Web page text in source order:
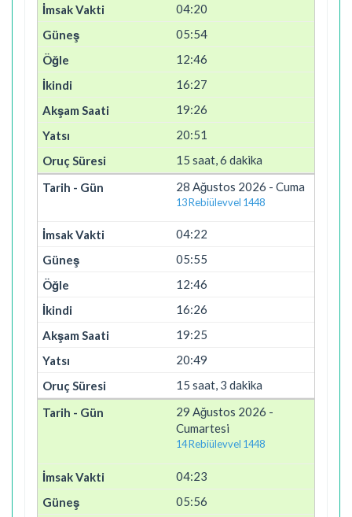
04:20
05:54
12:46
16:27
19:26
20:51
15 saat, 6 dakika
28 Ağustos 2026 - Cuma
13 Rebiülevvel 1448
04:22
05:55
12:46
16:26
19:25
20:49
15 saat, 3 dakika
29 Ağustos 2026 -
Cumartesi
14 Rebiülevvel 1448
04:23
05:56